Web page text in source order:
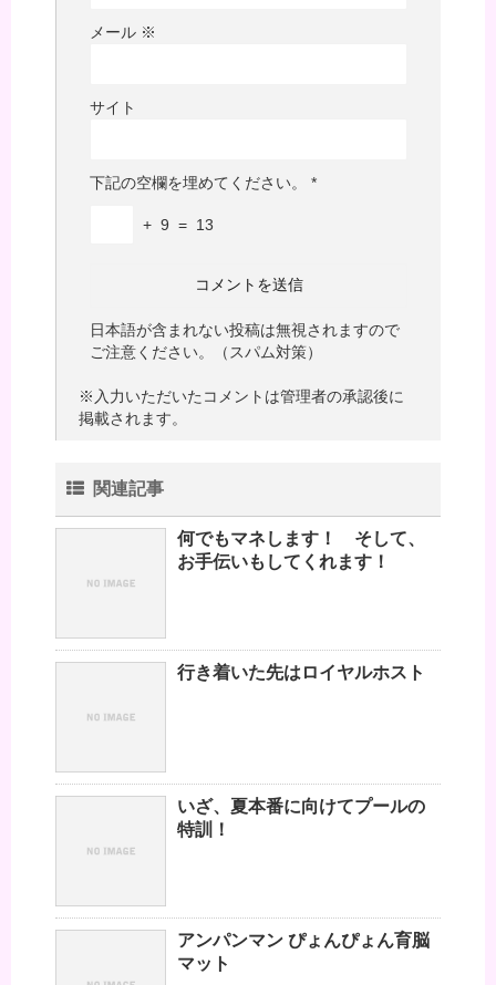
メール ※
サイト
下記の空欄を埋めてください。 *
+ 9 = 13
日本語が含まれない投稿は無視されますので
ご注意ください。（スパム対策）
※入力いただいたコメントは管理者の承認後に
掲載されます。
関連記事
何でもマネします！ そして、
お手伝いもしてくれます！
行き着いた先はロイヤルホスト
いざ、夏本番に向けてプールの
特訓！
アンパンマン ぴょんぴょん育脳
マット